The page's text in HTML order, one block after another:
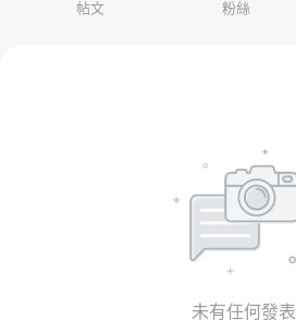
帖文 粉絲
未有任何發表